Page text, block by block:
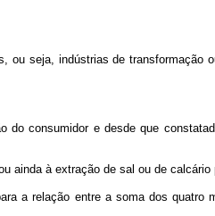
ou seja, indústrias de transformação
do consumidor e desde que
ainda à extração de sal ou de
a relação entre a soma dos quatro